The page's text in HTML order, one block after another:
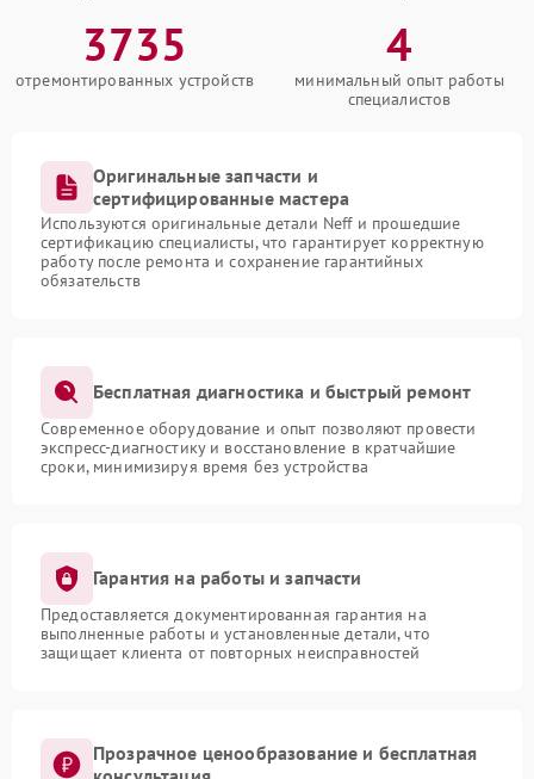
3735
отремонтированных устройств
4
минимальный опыт работы
специалистов
Оригинальные запчасти и
сертифицированные мастера
Используются оригинальные детали Neff и прошедшие
сертификацию специалисты, что гарантирует корректную
работу после ремонта и сохранение гарантийных
обязательств
Бесплатная диагностика и быстрый ремонт
Современное оборудование и опыт позволяют провести
экспресс-диагностику и восстановление в кратчайшие
сроки, минимизируя время без устройства
Гарантия на работы и запчасти
Предоставляется документированная гарантия на
выполненные работы и установленные детали, что
защищает клиента от повторных неисправностей
Прозрачное ценообразование и бесплатная